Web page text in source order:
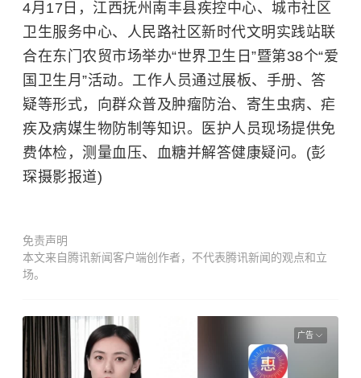
4月17日，江西抚州南丰县疾控中心、城市社区
卫生服务中心、人民路社区新时代文明实践站联
合在东门农贸市场举办“世界卫生日”暨第38个“爱
国卫生月”活动。工作人员通过展板、手册、答
疑等形式，向群众普及肿瘤防治、寄生虫病、 疟
疾及病媒生物防制等知识。医护人员现场提供免
费体检，测量血压、
血糖并解答健康疑问。(彭
琛摄影报道)
免责声明
本文来自腾讯新闻客户端创作者，不代表腾讯新闻的观点和立
场。
广告